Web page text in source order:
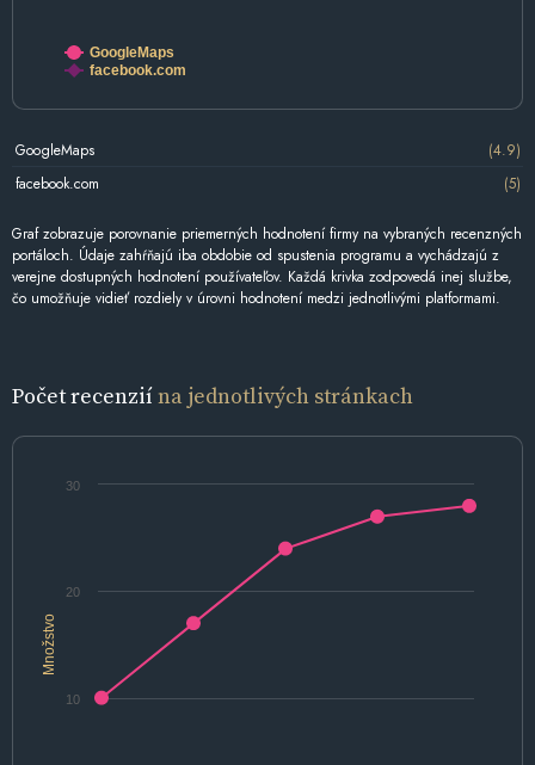
GoogleMaps
facebook.com
GoogleMaps
(4.9)
facebook.com
(5)
Graf zobrazuje porovnanie priemerných hodnotení firmy na vybraných recenzných
portáloch. Údaje zahŕňajú iba obdobie od spustenia programu a vychádzajú z
verejne dostupných hodnotení používateľov. Každá krivka zodpovedá inej službe,
čo umožňuje vidieť rozdiely v úrovni hodnotení medzi jednotlivými platformami.
Počet recenziína jednotlivých stránkach
Množstvo
10
20
30